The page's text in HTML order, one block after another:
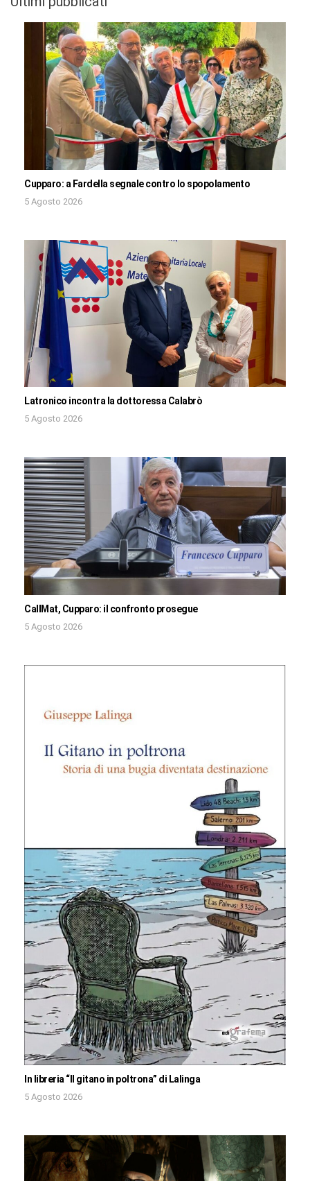
Cupparo: a Fardella segnale contro lo spopolamento
5 Agosto 2026
Latronico incontra la dottoressa Calabrò
5 Agosto 2026
CallMat, Cupparo: il confronto prosegue
5 Agosto 2026
In libreria “Il gitano in poltrona” di Lalinga
5 Agosto 2026